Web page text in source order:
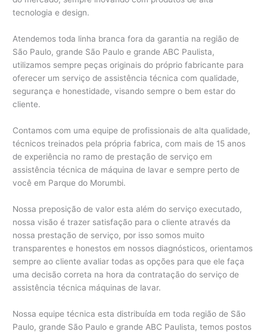
tecnologia e design.
Atendemos toda linha branca fora da garantia na região de
São Paulo, grande São Paulo e grande ABC Paulista,
utilizamos sempre peças originais do próprio fabricante para
oferecer um serviço de assistência técnica com qualidade,
segurança e honestidade, visando sempre o bem estar do
cliente.
Contamos com uma equipe de profissionais de alta qualidade,
técnicos treinados pela própria fabrica, com mais de 15 anos
de experiência no ramo de prestação de serviço em
assistência técnica de máquina de lavar e sempre perto de
você em Parque do Morumbi.
Nossa preposição de valor esta além do serviço executado,
nossa visão é trazer satisfação para o cliente através da
nossa prestação de serviço, por isso somos muito
transparentes e honestos em nossos diagnósticos, orientamos
sempre ao cliente avaliar todas as opções para que ele faça
uma decisão correta na hora da contratação do serviço de
assistência técnica máquinas de lavar.
Nossa equipe técnica esta distribuída em toda região de São
Paulo, grande São Paulo e grande ABC Paulista, temos postos